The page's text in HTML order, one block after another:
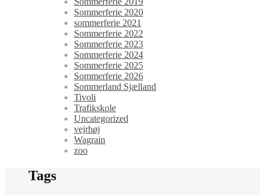
Sommerferie 2020
sommerferie 2021
Sommerferie 2022
Sommerferie 2023
Sommerferie 2024
Sommerferie 2025
Sommerferie 2026
Sommerland Sjælland
Tivoli
Trafikskole
Uncategorized
vejrhøj
Wagrain
zoo
Tags